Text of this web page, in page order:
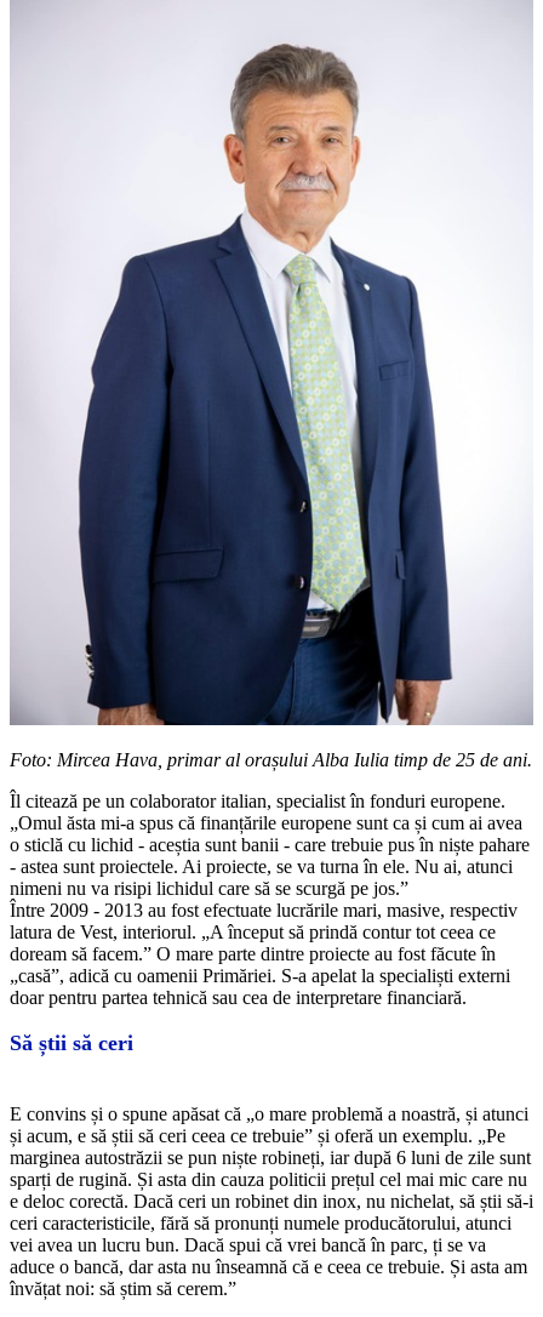
Foto: Mircea Hava, primar al orașului Alba Iulia timp de 25 de ani.
Îl citează pe un colaborator italian, specialist în fonduri europene.
„Omul ăsta mi-a spus că finanțările europene sunt ca și cum ai avea
o sticlă cu lichid - aceștia sunt banii - care trebuie pus în niște pahare
- astea sunt proiectele. Ai proiecte, se va turna în ele. Nu ai, atunci
nimeni nu va risipi lichidul care să se scurgă pe jos.”
Între 2009 - 2013 au fost efectuate lucrările mari, masive, respectiv
latura de Vest, interiorul. „A început să prindă contur tot ceea ce
doream să facem.” O mare parte dintre proiecte au fost făcute în
„casă”, adică cu oamenii Primăriei. S-a apelat la specialiști externi
doar pentru partea tehnică sau cea de interpretare financiară.
Să știi să ceri
E convins și o spune apăsat că „o mare problemă a noastră, și atunci
și acum, e să știi să ceri ceea ce trebuie” și oferă un exemplu. „Pe
marginea autostrăzii se pun niște robineți, iar după 6 luni de zile sunt
sparți de rugină. Și asta din cauza politicii prețul cel mai mic care nu
e deloc corectă. Dacă ceri un robinet din inox, nu nichelat, să știi să-i
ceri caracteristicile, fără să pronunți numele producătorului, atunci
vei avea un lucru bun. Dacă spui că vrei bancă în parc, ți se va
aduce o bancă, dar asta nu înseamnă că e ceea ce trebuie. Și asta am
învățat noi: să știm să cerem.”